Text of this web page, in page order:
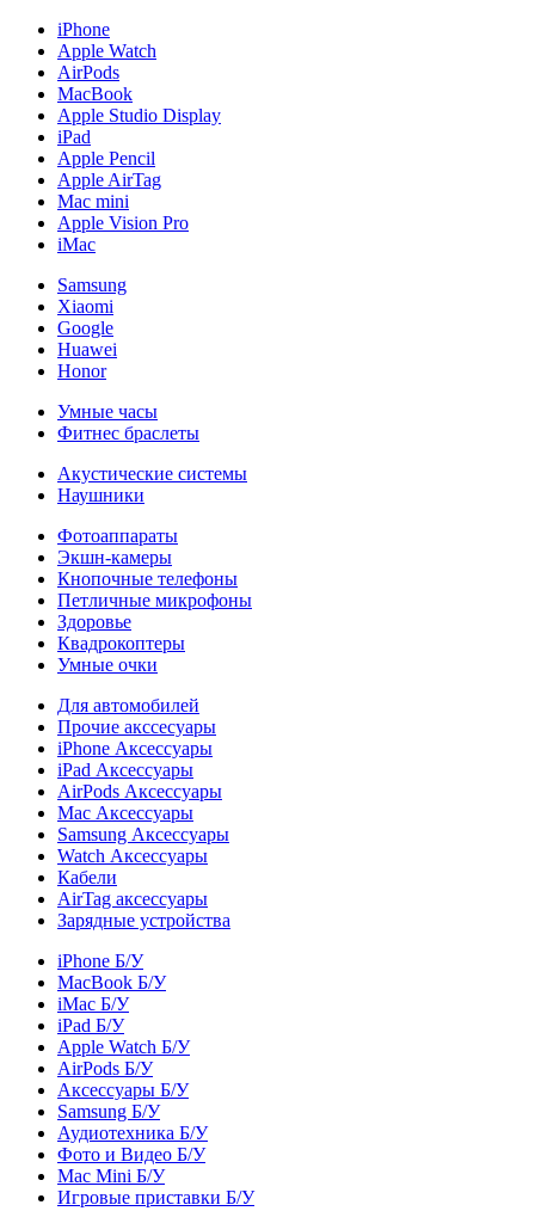
iPhone
Apple Watch
AirPods
MacBook
Apple Studio Display
iPad
Apple Pencil
Apple AirTag
Mac mini
Apple Vision Pro
iMac
Samsung
Xiaomi
Google
Huawei
Honor
Умные часы
Фитнес браслеты
Акустические системы
Наушники
Фотоаппараты
Экшн-камеры
Кнопочные телефоны
Петличные микрофоны
Здоровье
Квадрокоптеры
Умные очки
Для автомобилей
Прочие акссесуары
iPhone Аксессуары
iPad Аксессуары
AirPods Аксессуары
Mac Аксессуары
Samsung Аксессуары
Watch Аксессуары
Кабели
AirTag аксессуары
Зарядные устройства
iPhone Б/У
MacBook Б/У
iMac Б/У
iPad Б/У
Apple Watch Б/У
AirPods Б/У
Аксессуары Б/У
Samsung Б/У
Аудиотехника Б/У
Фото и Видео Б/У
Mac Mini Б/У
Игровые приставки Б/У